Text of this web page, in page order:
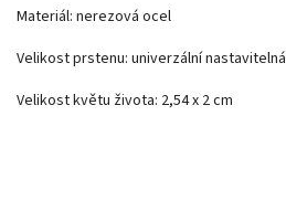
Materiál: nerezová ocel
Velikost prstenu: univerzální nastavitelná
Velikost květu života: 2,54 x 2 cm